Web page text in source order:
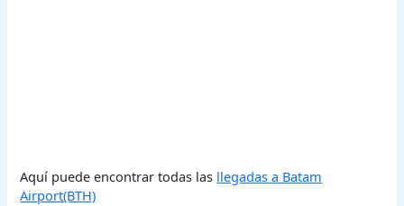
Aquí puede encontrar todas las llegadas a Batam
Airport(BTH)